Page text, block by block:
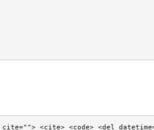
<cite> <code> <del